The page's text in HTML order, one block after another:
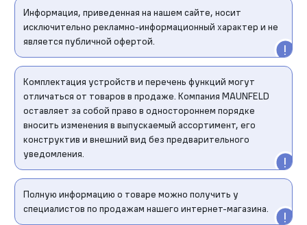
Информация, приведенная на нашем сайте, носит
исключительно рекламно-информационный характер и не
является публичной офертой.
Комплектация устройств и перечень функций могут
отличаться от товаров в продаже. Компания MAUNFELD
оставляет за собой право в одностороннем порядке
вносить изменения в выпускаемый ассортимент, его
конструктив и внешний вид без предварительного
уведомления.
Полную информацию о товаре можно получить у
специалистов по продажам нашего интернет-магазина.